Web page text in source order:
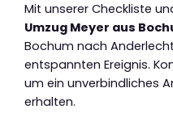
Mit unserer Checkliste
Umzug Meyer aus
Bochum nach
entspannten Ereignis.
um ein unverbindliches
erhalten.